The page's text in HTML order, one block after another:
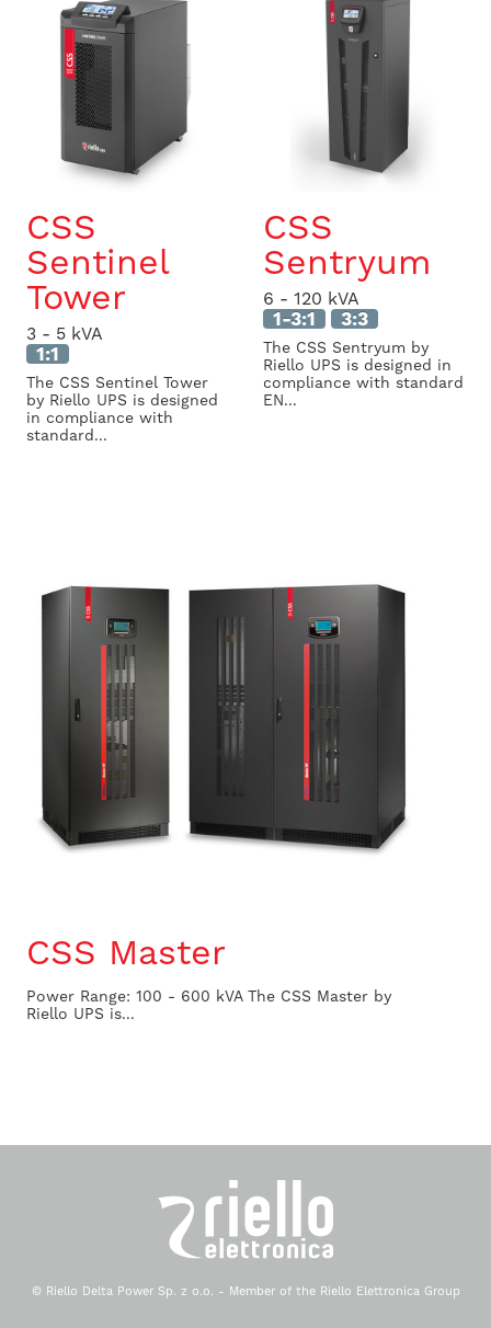
CSS
Sentinel
Tower
3 - 5 kVA
1:1
The CSS Sentinel Tower
by Riello UPS is designed
in compliance with
standard...
CSS
Sentryum
6 - 120 kVA
1-3:1 3:3
The CSS Sentryum by
Riello UPS is designed in
compliance with standard
EN...
CSS Master
Power Range: 100 - 600 kVA The CSS Master by
Riello UPS is...
© Riello Delta Power Sp. z o.o. - Member of the Riello Elettronica Group